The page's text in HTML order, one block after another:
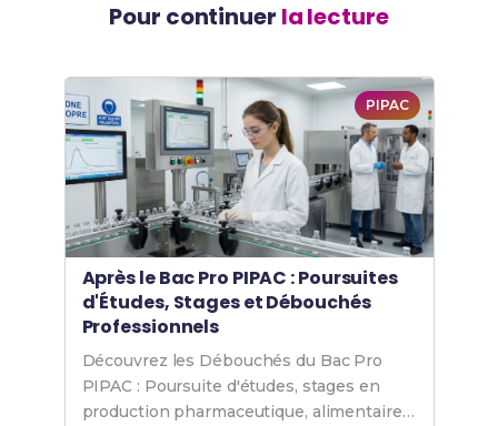
Pour continuer la lecture
PIPAC
Après le Bac Pro PIPAC : Poursuites
d'Études, Stages et Débouchés
Professionnels
Découvrez les Débouchés du Bac Pro
PIPAC : Poursuite d'études, stages en
production pharmaceutique, alimentaire